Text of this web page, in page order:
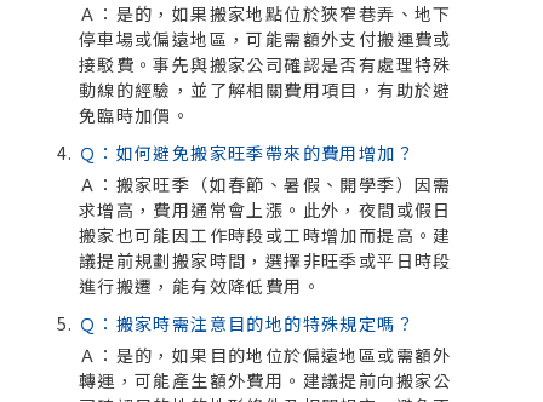
Ａ：是的，如果搬家地點位於狹窄巷弄、地下
停車場或偏遠地區，可能需額外支付搬運費或
接駁費。事先與搬家公司確認是否有處理特殊
動線的經驗，並了解相關費用項目，有助於避
免臨時加價。
Ｑ：如何避免搬家旺季帶來的費用增加？
Ａ：搬家旺季（如春節、暑假、開學季）因需
求增高，費用通常會上漲。此外，夜間或假日
搬家也可能因工作時段或工時增加而提高。建
議提前規劃搬家時間，選擇非旺季或平日時段
進行搬遷，能有效降低費用。
Ｑ：搬家時需注意目的地的特殊規定嗎？
Ａ：是的，如果目的地位於偏遠地區或需額外
轉運，可能產生額外費用。建議提前向搬家公